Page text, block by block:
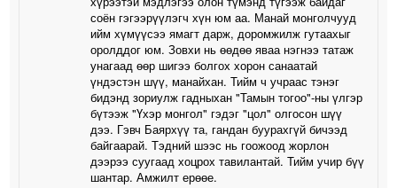
соён гэгээрүүлэгч хүн юм аа. Манай монголчууд
ийм хүмүүсээ ямагт дарж, доромжилж гутаахыг
оролддог юм. Зовхи нь өөдөө яваа нэгнээ татаж
унагаад өөр шигээ болгох хорон санаатай
үндэстэн шүү, манайхан. Тийм ч учраас тэнэг
бидэнд зориулж гадныхан "Тамын тогоо"-ны үлгэр
бүтээж "Үхэр монгол" гэдэг "цол" олгосон шүү
дээ. Гэвч Баярхүү та, гандан буурахгүй бичээд
байгаарай. Тэдний шээс нь гоожоод жорлон
дээрээ суугаад хоцрох тавилантай. Тийм учир бүү
шантар. Амжилт ерөөе.